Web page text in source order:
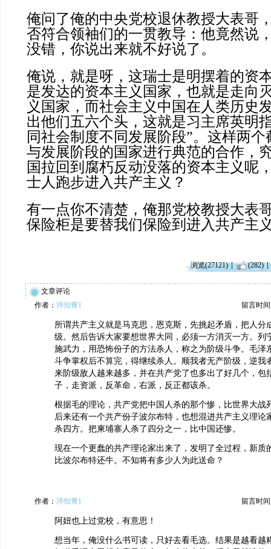
俺问了俺的中央党校退休教授大表哥
否符合领袖们的一贯教导：他竟然说
没错，你说出来就不好说了。
俺说，就是呀，这瑞士是明摆着的资
是发达的资本主义国家，也就是走向
义国家，而社会主义中国在人类历史
出他们五六个头，这就是习主席英明
同社会制度不同发展阶段”。这样两
与发展阶段的国家进行典范的合作，
国拉回到腐朽反动没落的资本主义呢
士人跑步进入共产主义？
有一点你不清楚，俺那党校教授大表
保险柜是要替我们保险到进入共产主
浏览(27121) (282)
文章评论
作者： 洋知青1 留言时间
所谓共产主义就是马克思，恩克斯，先挑起矛盾，把人分
级。然后告诉大家要想世界大同，必须一方消灭一方。列
施武力，用恐怖份子的方法杀人，称之为阶级斗争。毛泽
斗争掌权后不算完，得继续杀人。顺我者无产阶级，逆我
来阶级敌人越来越多，并在共产党了也多出了好几个，包
子，走资派，反革命，右派，反正都该杀。
根据毛的理论，共产党把中国人杀的那个惨，比世界大战
后来还有一个共产份子波尔布特，也想混进共产主义理论
杀四方。把柬埔寨人杀了四分之一，比中国还惨。
现在一个更蠢的共产理论家出来了，发明了全过程，新质
比波尔布特还牛。不知将有多少人为此送命？
作者： 洋知青1 留言时间
阿妞也上过党校，有意思！
想当年，俺没什么书可读，只好去看毛选。结果是越看越